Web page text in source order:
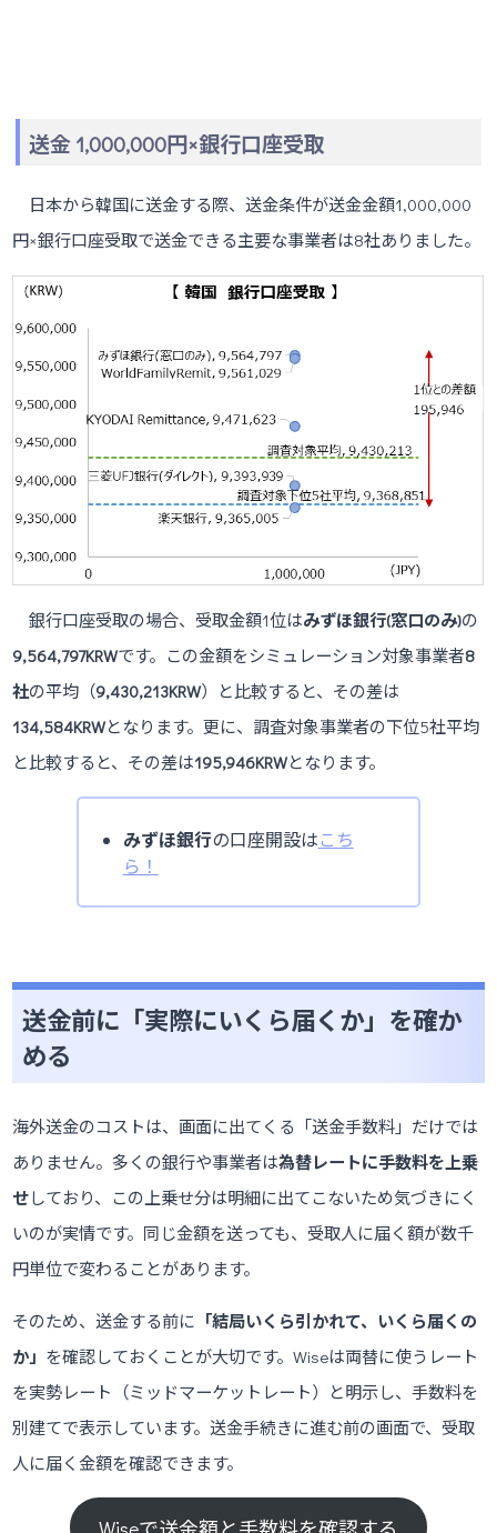
送金 1,000,000円×銀行口座受取
日本から韓国に送金する際、送金条件が送金金額1,000,000
円×銀行口座受取で送金できる主要な事業者は8社ありました。
銀行口座受取の場合、受取金額1位はみずほ銀行(窓口のみ)の
9,564,797KRWです。この金額をシミュレーション対象事業者8
社の平均（9,430,213KRW）と比較すると、その差は
134,584KRWとなります。更に、調査対象事業者の下位5社平均
と比較すると、その差は195,946KRWとなります。
みずほ銀行の口座開設はこち
ら！
送金前に「実際にいくら届くか」を確か
める
海外送金のコストは、画面に出てくる「送金手数料」だけでは
ありません。多くの銀行や事業者は為替レートに手数料を上乗
せしており、この上乗せ分は明細に出てこないため気づきにく
いのが実情です。同じ金額を送っても、受取人に届く額が数千
円単位で変わることがあります。
そのため、送金する前に 「結局いくら引かれて、いくら届くの
か」 を確認しておくことが大切です。Wiseは両替に使うレート
を実勢レート（ミッドマーケットレート）と明示し、手数料を
別建てで表示しています。送金手続きに進む前の画面で、受取
人に届く金額を確認できます。